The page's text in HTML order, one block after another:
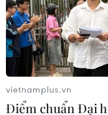
Klong Garai được
của người Chăm còn
vietnamplus.vn
Điểm chuẩn Đại